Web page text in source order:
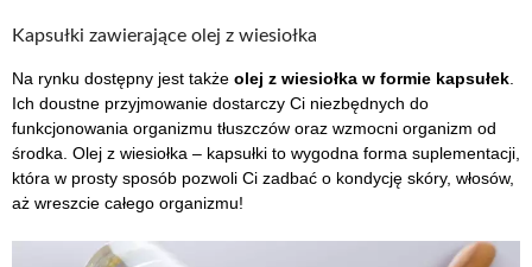
Kapsułki zawierające olej z wiesiołka
Na rynku dostępny jest także olej z wiesiołka w formie kapsułek
Ich doustne przyjmowanie dostarczy Ci niezbędnych do
funkcjonowania organizmu tłuszczów oraz wzmocni organizm od
środka. Olej z wiesiołka – kapsułki to wygodna forma suplementacji,
która w prosty sposób pozwoli Ci zadbać o kondycję skóry, włosów,
aż wreszcie całego organizmu!